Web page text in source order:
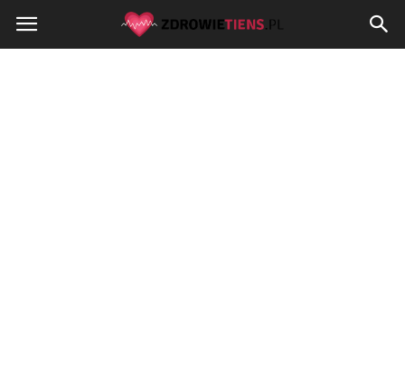
Zdrowietiens.pl